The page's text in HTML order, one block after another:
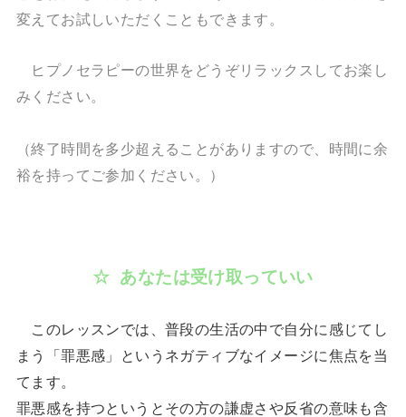
変えてお試しいただくこともできます。
ヒプノセラピーの世界をどうぞリラックスしてお楽し
みください。
（終了時間を多少超えることがありますので、時間に余
裕を持ってご参加ください。）
☆ あなたは受け取っていい
このレッスンでは、普段の生活の中で自分に感じてし
まう「罪悪感」というネガティブなイメージに焦点を当
てます。
罪悪感を持つというとその方の謙虚さや反省の意味も含